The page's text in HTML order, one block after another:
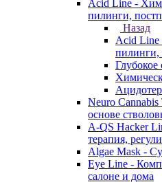
Acid Line -
пилинги,
Назад
Acid Line
пилинги,
Neuro
основе
A-QS Hacker
терапия,
Algae Mask -
Eye Line -
салоне и дома